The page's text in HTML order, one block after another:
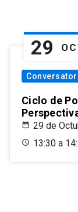
29
Ciclo de
29 de
13:30 a